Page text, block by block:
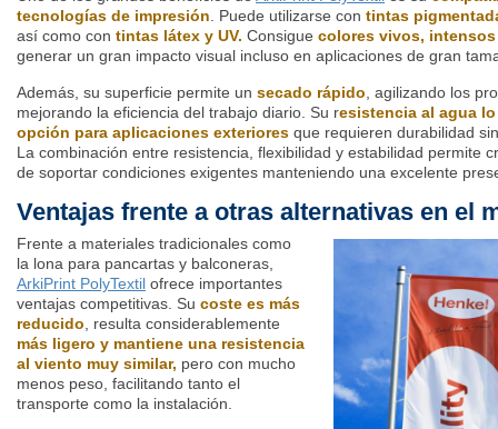
tecnologías de impresión . Puede utilizarse con tintas
así como con tintas látex y UV. Consigue colores vivos,
generar un gran impacto visual incluso en aplicaciones de gran
Además, su superficie permite un secado rápido , agilizando los
mejorando la eficiencia del trabajo diario. Su resistencia al agua
opción para aplicaciones exteriores que requieren durabilidad
La combinación entre resistencia, flexibilidad y estabilidad permite
de soportar condiciones exigentes manteniendo una excelente
Ventajas frente a otras alternativas en el
Frente a materiales tradicionales como
la lona para pancartas y balconeras,
ArkiPrint PolyTextil ofrece importantes
ventajas competitivas. Su coste es más
reducido , resulta considerablemente
más ligero y mantiene una resistencia
al viento muy similar, pero con mucho
menos peso, facilitando tanto el
transporte como la instalación.